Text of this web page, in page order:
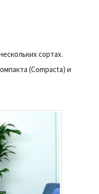
сортах.
(Compacta) и